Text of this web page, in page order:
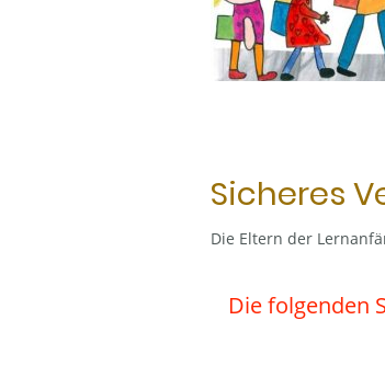
Sicheres
Die Eltern der
Die folgenden